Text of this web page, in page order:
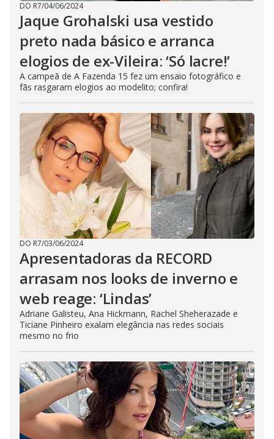
DO R7/04/06/2024
Jaque Grohalski usa vestido
preto nada básico e arranca
elogios de ex-Vileira: ‘Só lacre!’
A campeã de A Fazenda 15 fez um ensaio fotográfico e
fãs rasgaram elogios ao modelito; confira!
DO R7/03/06/2024
Apresentadoras da RECORD
arrasam nos looks de inverno e
web reage: ‘Lindas’
Adriane Galisteu, Ana Hickmann, Rachel Sheherazade e
Ticiane Pinheiro exalam elegância nas redes sociais
mesmo no frio